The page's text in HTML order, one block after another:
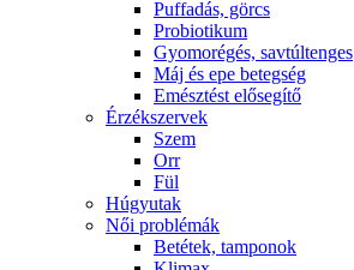
Puffadás, görcs
Probiotikum
Gyomorégés, savtúltenges
Máj és epe betegség
Emésztést elősegítő
Érzékszervek
Szem
Orr
Fül
Húgyutak
Női problémák
Betétek, tamponok